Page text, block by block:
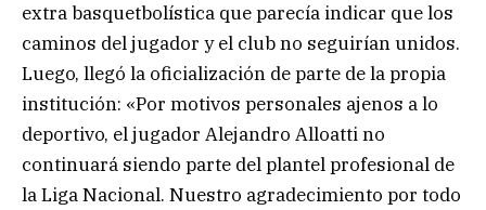
extra basquetbolística que parecía indicar que los
caminos del jugador y el club no seguirían unidos.
Luego, llegó la oficialización de parte de la propia
institución: «Por motivos personales ajenos a lo
deportivo, el jugador Alejandro Alloatti no
continuará siendo parte del plantel profesional de
la Liga Nacional. Nuestro agradecimiento por todo